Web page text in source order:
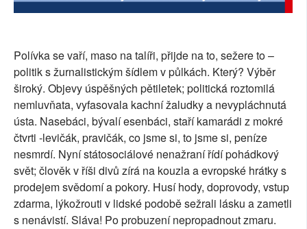
Polívka se vaří, maso na talíři, přijde na to, sežere to –
politik s žurnalistickým šídlem v půlkách. Který? Výběr
široký. Objevy úspěšných pětiletek; politická roztomilá
nemluvňata, vyfasovala kachní žaludky a nevypláchnutá
ústa. Nasebáci, bývalí esenbáci, staří kamarádi z mokré
čtvrti -levičák, pravičák, co jsme si, to jsme si, peníze
nesmrdí. Nyní státosociálové nenažraní řídí pohádkový
svět; člověk v říši divů zírá na kouzla a evropské hrátky s
prodejem svědomí a pokory. Husí hody, doprovody, vstup
zdarma, lýkožrouti v lidské podobě sežrali lásku a zametli
s nenávistí. Sláva! Po probuzení nepropadnout zmaru.